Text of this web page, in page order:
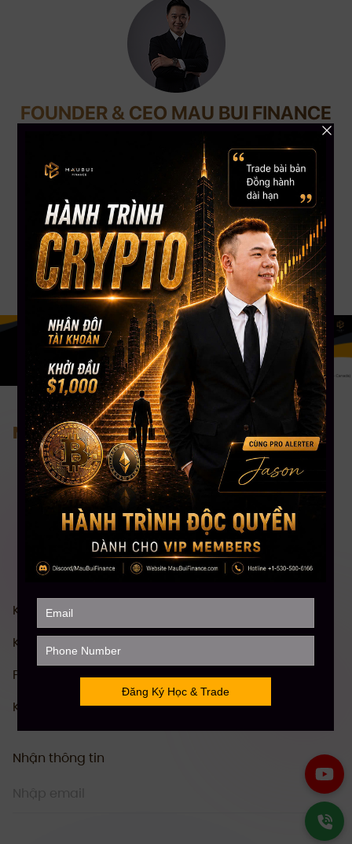
FOUNDER & CEO MAU BUI FINANCE
Với kinh nghiệm chinh chiến gần 12 năm Trading Crypto và 8 năm Trading
Stock USA. CEO Mau Bui sở hữu số lượng học viên trên toàn cầu lên đến
gần 5000+, kênh Youtube đạt Nút Bạc với hơn 108,000 Subscribers. CEO
Mau Bui sẽ là người coaching hướng dẫn, chia sẻ kinh nghiệm & đồng hành
phù hợp nhất cho bạn.
Nơi tiếp cận đầu tư bài bản nhất
Khóa Học Chứng khoán Mỹ Toàn diện
Khóa Học Đầu tư Crypto Toàn diện
Phân Tích Kỹ Thuật (TA)
Khóa Học Stock Future Trading
Nhận thông tin